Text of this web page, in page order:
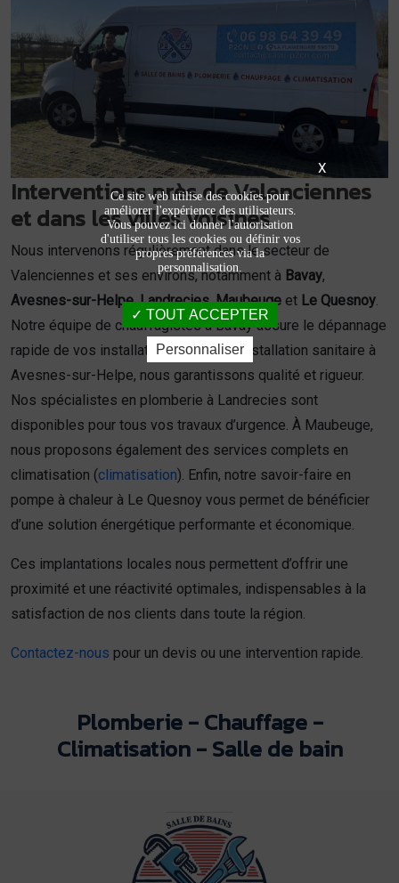
Interventions près de Valenciennes
et dans les villes voisines
Nous intervenons régulièrement dans le secteur de
Valenciennes et ses environs, notamment à Bavay,
Avesnes-sur-Helpe,Landrecies,Maubeuge et Le Quesnoy
Notre équipe de chauffagistes à Bavay assure le dépannage
rapide de vos installations. Pour une installation sanitaire à
Avesnes-sur-Helpe, nous garantissons qualité et rigueur.
Nos spécialistes en plomberie à Landrecies sont
disponibles pour tous vos travaux d’urgence. À Maubeuge,
nous proposons également des services complets en
climatisation (climatisation). Enfin, notre savoir-faire en
pompe à chaleur à Le Quesnoy vous permet de bénéficier
d’une solution énergétique performante et économique.
Ces implantations locales nous permettent d’offrir une
proximité et une réactivité optimales, indispensables à la
satisfaction de nos clients dans toute la région.
Contactez-nous pour un devis ou une intervention rapide.
Plomberie - Chauffage -
Climatisation - Salle de bain
X
Ce site web utilise des cookies pour
améliorer l'expérience des utilisateurs.
Vous pouvez ici donner l'autorisation
d'utiliser tous les cookies ou définir vos
propres préférences via la
personnalisation.
TOUT ACCEPTER
Personnaliser